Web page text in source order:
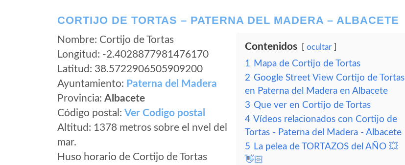
CORTIJO DE TORTAS – PATERNA DEL MADERA – ALBACETE
Nombre: Cortijo de Tortas
Longitud: -2.4028877981476170
Latitud: 38.5722906505909200
Ayuntamiento: Paterna del Madera
Provincia: Albacete
Código postal: Ver Codigo postal
Altitud: 1378 metros sobre el nvel del
mar.
Huso horario de Cortijo de Tortas
Contenidos ocultar
1 Mapa de Cortijo de Tortas
2 Google Street View Cortijo de Tortas
en Paterna del Madera en Albacete
3 Que ver en Cortijo de Tortas
4 Vídeos relacionados con Cortijo de
Tortas - Paterna del Madera - Albacete
5 La pelea de TORTAZOS del AÑO 💥
👋🏻